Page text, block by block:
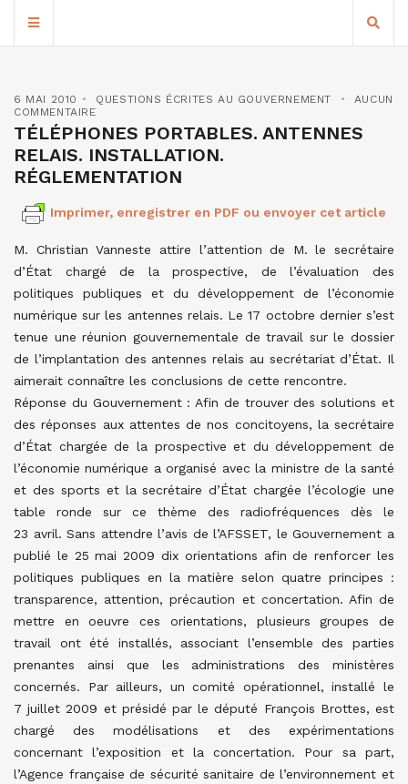
6 MAI 2010 QUESTIONS ÉCRITES AU GOUVERNEMENT
AUCUN
COMMENTAIRE
TÉLÉPHONES PORTABLES. ANTENNES
RELAIS. INSTALLATION.
RÉGLEMENTATION
Imprimer, enregistrer en PDF ou envoyer cet article
M. Christian Vanneste attire l’attention de M. le secrétaire
d’État chargé de la prospective, de l’évaluation des
politiques publiques et du développement de l’économie
numérique sur les antennes relais. Le 17 octobre dernier s’est
tenue une réunion gouvernementale de travail sur le dossier
de l’implantation des antennes relais au secrétariat d’État. Il
aimerait connaître les conclusions de cette rencontre.
Réponse du Gouvernement : Afin de trouver des solutions et
des réponses aux attentes de nos concitoyens, la secrétaire
d’État chargée de la prospective et du développement de
l’économie numérique a organisé avec la ministre de la santé
et des sports et la secrétaire d’État chargée l’écologie une
table ronde sur ce thème des radiofréquences dès le
23 avril. Sans attendre l’avis de l’AFSSET, le Gouvernement a
publié le 25 mai 2009 dix orientations afin de renforcer les
politiques publiques en la matière selon quatre principes :
transparence, attention, précaution et concertation. Afin de
mettre en oeuvre ces orientations, plusieurs groupes de
travail ont été installés, associant l’ensemble des parties
prenantes ainsi que les administrations des ministères
concernés. Par ailleurs, un comité opérationnel, installé le
7 juillet 2009 et présidé par le député François Brottes, est
chargé des modélisations et des expérimentations
concernant l’exposition et la concertation. Pour sa part,
l’Agence française de sécurité sanitaire de l’environnement et